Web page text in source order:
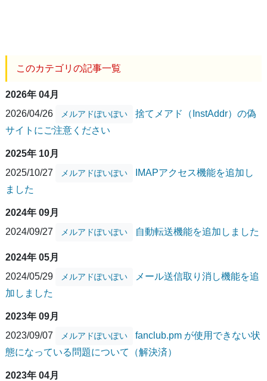
このカテゴリの記事一覧
2026年 04月
2026/04/26
メルアドぽいぽい
捨てメアド（InstAddr）の偽
サイトにご注意ください
2025年 10月
2025/10/27
メルアドぽいぽい
IMAPアクセス機能を追加し
ました
2024年 09月
2024/09/27
メルアドぽいぽい 自動転送機能を追加しました
2024年 05月
2024/05/29
メルアドぽいぽい
メール送信取り消し機能を追
加しました
2023年 09月
2023/09/07
メルアドぽいぽい
fanclub.pm が使用できない状
態になっている問題について（解決済）
2023年 04月